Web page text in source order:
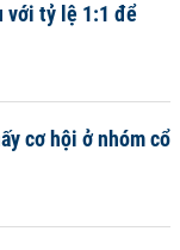
với tỷ lệ 1:1 để
cơ hội ở nhóm cổ